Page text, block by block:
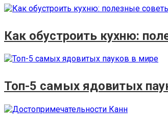
Как обустроить кухню:
Топ-5 самых ядовитых